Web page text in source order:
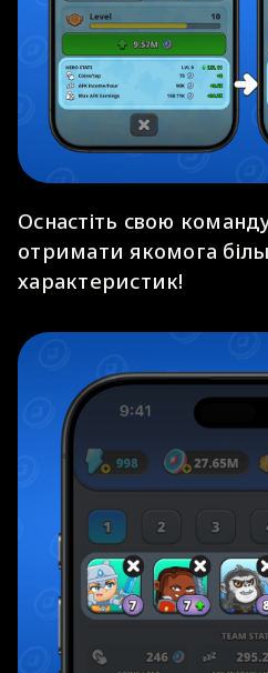
Оснастіть свою
отримати якомога
характеристик!